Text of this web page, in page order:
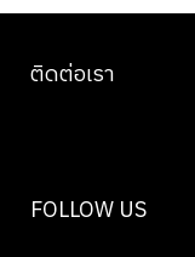
สอนโดยผู้เชี่ยวช
ที่จะนำคุณสู่โล
ติดต่อเรา
FOLLOW US